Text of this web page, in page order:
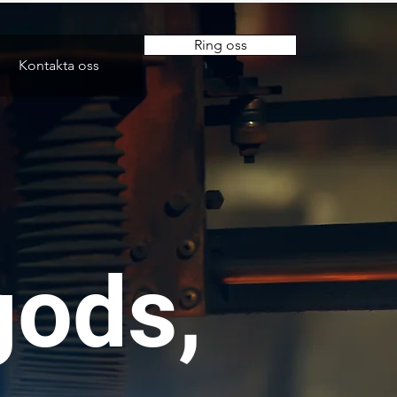
Kontakta oss
Ring oss